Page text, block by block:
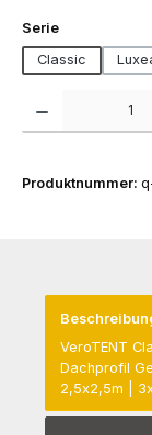
Serieauswählen
Classic
Produktnummer:
VeroTENT
Dachprofil
2,5x2,5m |